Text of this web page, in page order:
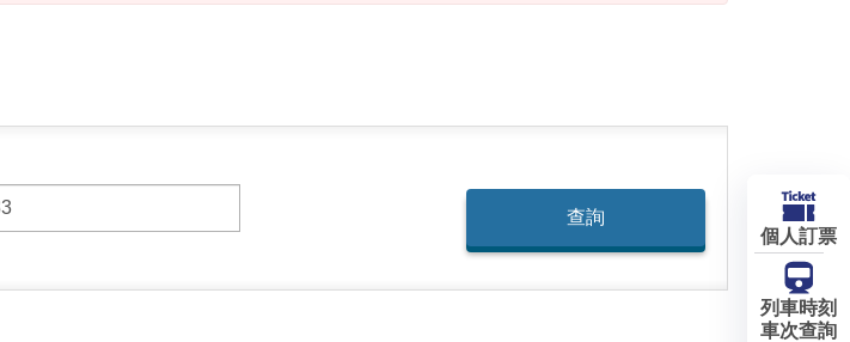
個人訂票
列車時刻
車次查詢